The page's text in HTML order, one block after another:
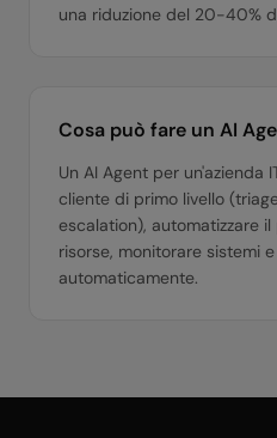
una riduzione del 20-40%
Cosa può fare un AI
Un AI Agent per un'azienda
cliente di primo livello
escalation), automatizzare
risorse, monitorare sistemi
automaticamente.